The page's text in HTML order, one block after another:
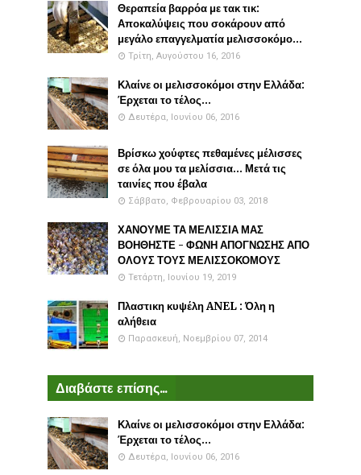
Θεραπεία βαρρόα με τακ τικ:
Αποκαλύψεις που σοκάρουν από
μεγάλο επαγγελματία μελισσοκόμο...
Τρίτη, Αυγούστου 16, 2016
Κλαίνε οι μελισσοκόμοι στην Ελλάδα:
Έρχεται το τέλος...
Δευτέρα, Ιουνίου 06, 2016
Βρίσκω χούφτες πεθαμένες μέλισσες
σε όλα μου τα μελίσσια... Μετά τις
ταινίες που έβαλα
Σάββατο, Φεβρουαρίου 03, 2018
ΧΑΝΟΥΜΕ ΤΑ ΜΕΛΙΣΣΙΑ ΜΑΣ
ΒΟΗΘΗΣΤΕ - ΦΩΝΗ ΑΠΟΓΝΩΣΗΣ ΑΠΟ
ΟΛΟΥΣ ΤΟΥΣ ΜΕΛΙΣΣΟΚΟΜΟΥΣ
Τετάρτη, Ιουνίου 19, 2019
Πλαστικη κυψέλη ANEL : Όλη η
αλήθεια
Παρασκευή, Νοεμβρίου 07, 2014
Διαβάστε επίσης...
Κλαίνε οι μελισσοκόμοι στην Ελλάδα:
Έρχεται το τέλος...
Δευτέρα, Ιουνίου 06, 2016